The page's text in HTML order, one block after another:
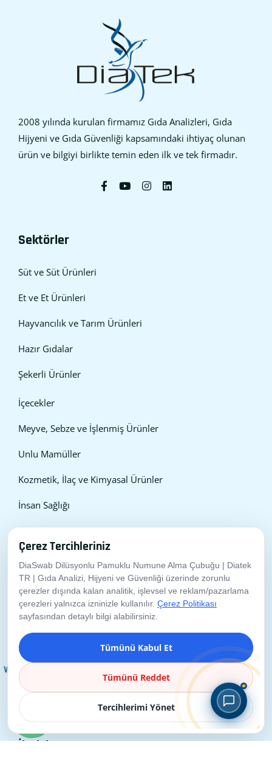
Whatsapp'tan
Bize Ulaşın
2008 yılında kurulan firmamız Gıda Analizleri, Gıda
Hijyeni ve Gıda Güvenliği kapsamındaki ihtiyaç olunan
ürün ve bilgiyi birlikte temin eden ilk ve tek firmadır.
Sektörler
Süt ve Süt Ürünleri
Et ve Et Ürünleri
Hayvancılık ve Tarım Ürünleri
Hazır Gıdalar
Şekerli Ürünler
İçecekler
Meyve, Sebze ve İşlenmiş Ürünler
Unlu Mamüller
Kozmetik, İlaç ve Kimyasal Ürünler
İnsan Sağlığı
Ürün Kategorileri
Mikrobiyolojik Analiz Ürünleri
Gıda Hijyeni ve Güvenliği Ürünleri
Hayvancılık ve Tarım Ürünleri
Diğer Ürünler
Kimyasal Analiz Ürünleri
İletişim
Çerez Tercihleriniz
DiaSwab Dilüsyonlu Pamuklu Numune Alma Çubuğu | Diatek
TR | Gıda Analizi, Hijyeni ve Güvenliği üzerinde zorunlu
çerezler dışında kalan analitik, işlevsel ve reklam/pazarlama
çerezleri yalnızca izninizle kullanılır. Çerez Politikası
sayfasından detaylı bilgi alabilirsiniz.
Tümünü Kabul Et
Tümünü Reddet
Tercihlerimi Yönet